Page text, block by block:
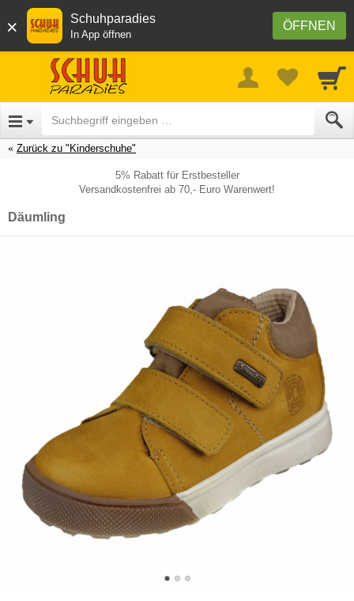
× ÖFFNEN
Schuhparadies
In App öffnen
Zurück zu "Kinderschuhe"
5% Rabatt für Erstbesteller
Versandkostenfrei ab 70,- Euro Warenwert!
Däumling